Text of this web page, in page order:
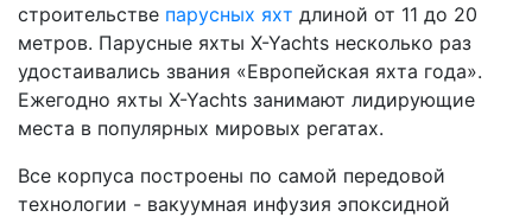
строительстве парусных яхт длиной от 11 до 20
метров. Парусные яхты X-Yachts несколько раз
удостаивались звания «Европейская яхта года».
Ежегодно яхты X-Yachts занимают лидирующие
места в популярных мировых регатах.
Все корпуса построены по самой передовой
технологии - вакуумная инфузия эпоксидной